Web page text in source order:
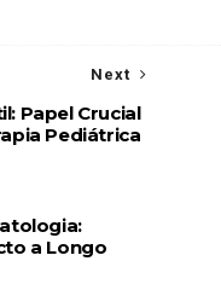
Next
Papel Crucial
Pediátrica
a Longo